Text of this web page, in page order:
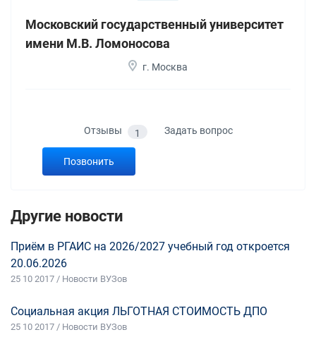
Московский государственный университет
имени М.В. Ломоносова
г. Москва
Отзывы 1 Задать вопрос
Позвонить
Другие новости
Приём в РГАИС на 2026/2027 учебный год откроется
20.06.2026
25 10 2017 / Новости ВУЗов
Социальная акция ЛЬГОТНАЯ СТОИМОСТЬ ДПО
25 10 2017 / Новости ВУЗов